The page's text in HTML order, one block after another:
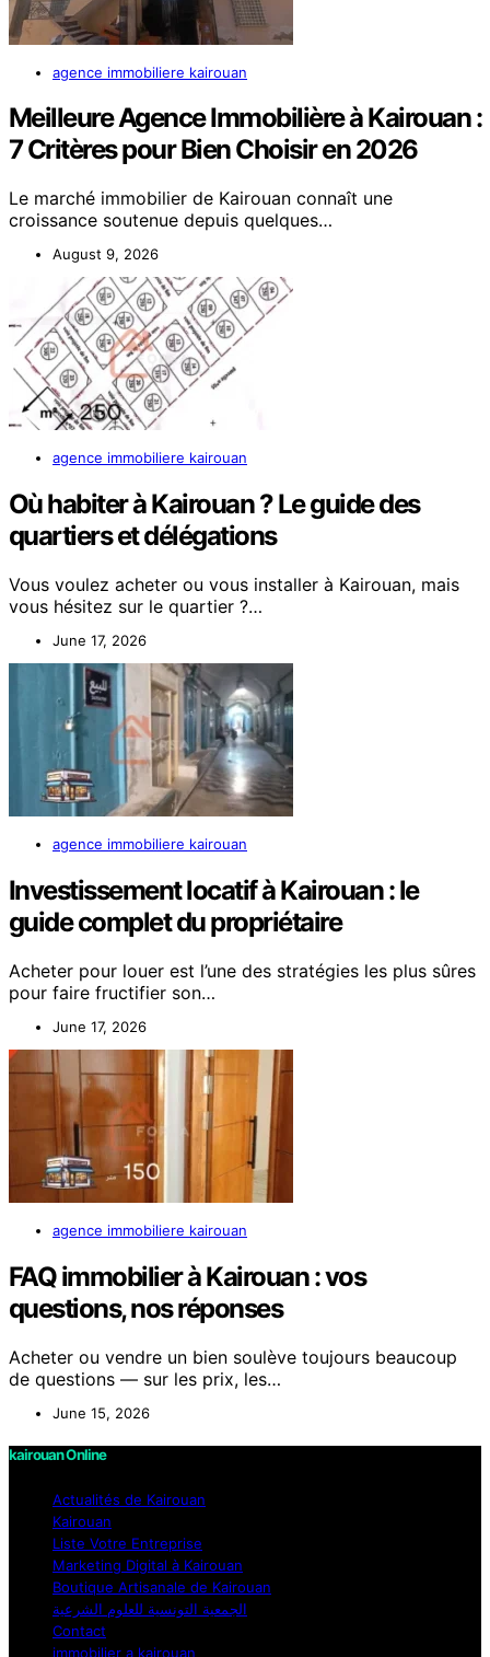
agence immobiliere kairouan
Meilleure Agence Immobilière à Kairouan :
7 Critères pour Bien Choisir en 2026
Le marché immobilier de Kairouan connaît une
croissance soutenue depuis quelques…
August 9, 2026
agence immobiliere kairouan
Où habiter à Kairouan ? Le guide des
quartiers et délégations
Vous voulez acheter ou vous installer à Kairouan, mais
vous hésitez sur le quartier ?…
June 17, 2026
agence immobiliere kairouan
Investissement locatif à Kairouan : le
guide complet du propriétaire
Acheter pour louer est l’une des stratégies les plus sûres
pour faire fructifier son…
June 17, 2026
agence immobiliere kairouan
FAQ immobilier à Kairouan : vos
questions, nos réponses
Acheter ou vendre un bien soulève toujours beaucoup
de questions — sur les prix, les…
June 15, 2026
kairouan Online
Actualités de Kairouan
Kairouan
Liste Votre Entreprise
Marketing Digital à Kairouan
Boutique Artisanale de Kairouan
الجمعية التونسية للعلوم الشرعية
Contact
immobilier a kairouan